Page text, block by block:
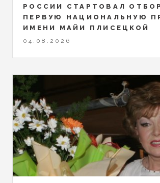
РОССИИ СТАРТОВАЛ
ПЕРВУЮ НАЦИОНАЛЬНУЮ
ИМЕНИ МАЙИ ПЛИСЕЦКОЙ
04.08.2026